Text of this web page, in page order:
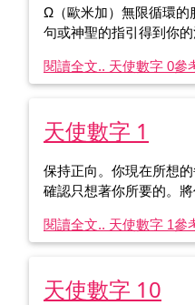
Ω（歐米加）無限循環的
句或神聖的指引得到你的
閱讀全文.. 天使數字 0參
天使數字 1
保持正向。你現在所想
確認只想著你所要的。
閱讀全文.. 天使數字 1參
天使數字 10